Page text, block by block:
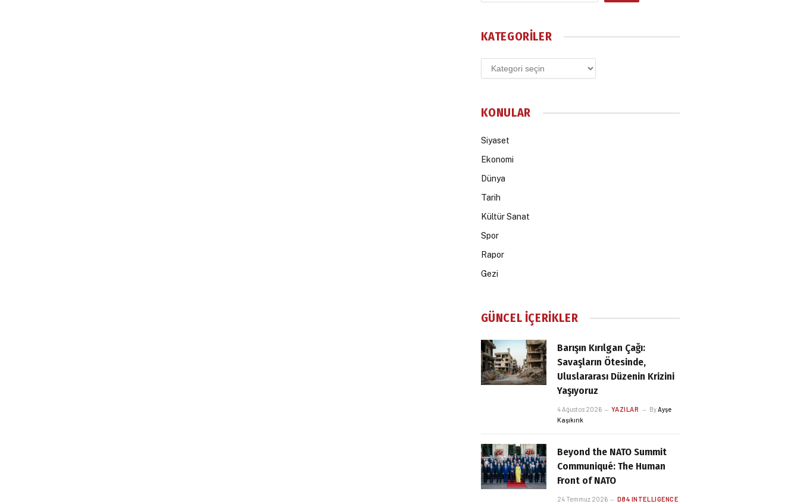
KATEGORILER
Kategoriler
KONULAR
Siyaset
Ekonomi
Dünya
Tarih
Kültür Sanat
Spor
Rapor
Gezi
GÜNCEL İÇERIKLER
Barışın Kırılgan Çağı:
Savaşların Ötesinde,
Uluslararası Düzenin Krizini
Yaşıyoruz
4 Ağustos 2026 YAZILAR ByAyşe
Kaşıkırık
Beyond the NATO Summit
Communiqué: The Human
Front of NATO
24 Temmuz 2026
D84 INTELLIGENCE